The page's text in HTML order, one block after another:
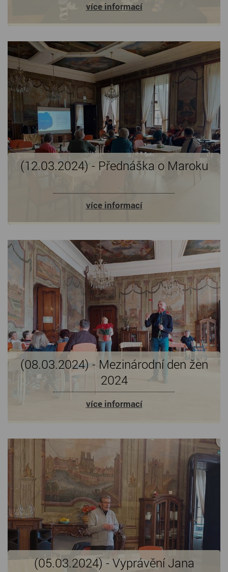
více informací
(12.03.2024) - Přednáška o Maroku
více informací
(08.03.2024) - Mezinárodní den žen
2024
více informací
(05.03.2024) - Vyprávění Jana